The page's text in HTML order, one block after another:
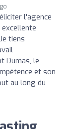
l'agence
tiens
Dumas, le
et son
au long du